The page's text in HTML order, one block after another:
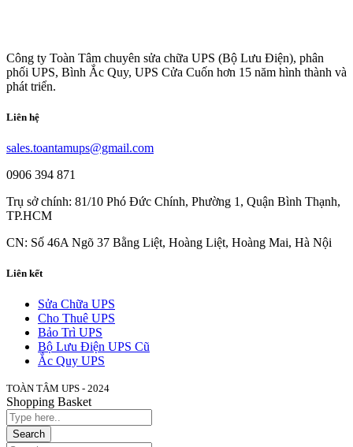
Công ty Toàn Tâm chuyên sửa chữa UPS (Bộ Lưu Điện), phân
phối UPS, Bình Ắc Quy, UPS Cửa Cuốn hơn 15 năm hình thành và
phát triển.
Liên hệ
sales.toantamups@gmail.com
0906 394 871
Trụ sở chính: 81/10 Phó Đức Chính, Phường 1, Quận Bình Thạnh,
TP.HCM
CN: Số 46A Ngõ 37 Bằng Liệt, Hoàng Liệt, Hoàng Mai, Hà Nội
Liên kết
Sửa Chữa UPS
Cho Thuê UPS
Bảo Trì UPS
Bộ Lưu Điện UPS Cũ
Ắc Quy UPS
TOÀN TÂM UPS - 2024
Shopping Basket